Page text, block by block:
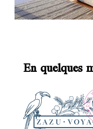
En quelques